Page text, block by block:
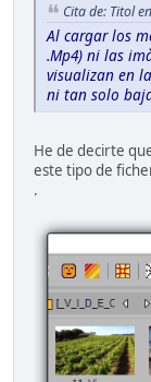
Cita de: Titol
Al cargar los
.Mp4) ni las
visualizan en
ni tan solo
He de decirte
este tipo de
.